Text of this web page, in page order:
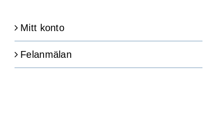
Mitt konto
Felanmälan